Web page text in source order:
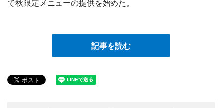
で秋限定メニューの提供を始めた。
記事を読む